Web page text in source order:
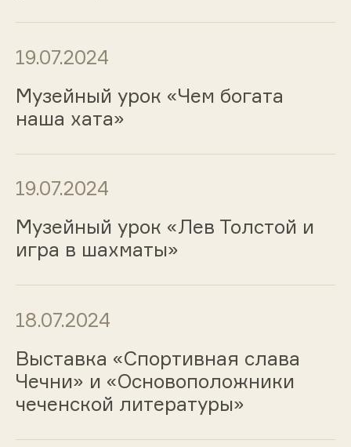
19.07.2024
Музейный урок «Чем богата
наша хата»
19.07.2024
Музейный урок «Лев Толстой и
игра в шахматы»
18.07.2024
Выставка «Спортивная слава
Чечни» и «Основоположники
чеченской литературы»